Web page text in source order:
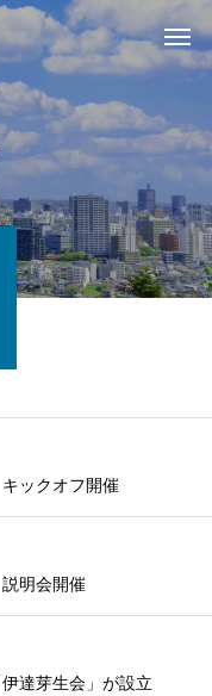
ックオフ開催
明会開催
達芽生会」が設立